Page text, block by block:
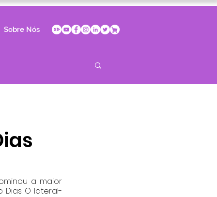
Sobre Nós
a maior
O lateral-